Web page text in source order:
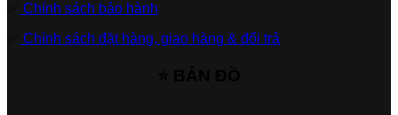
Chính sách bảo hành
Chính sách đặt hàng, giao hàng & đổi trả